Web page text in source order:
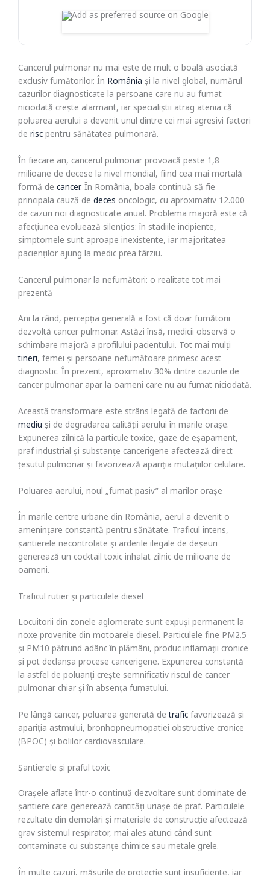
Cancerul pulmonar nu mai este de mult o boală asociată
exclusiv fumătorilor. În România și la nivel global, numărul
cazurilor diagnosticate la persoane care nu au fumat
niciodată crește alarmant, iar specialiștii atrag atenia că
poluarea aerului a devenit unul dintre cei mai agresivi factori
de risc pentru sănătatea pulmonară.
În fiecare an, cancerul pulmonar provoacă peste 1,8
milioane de decese la nivel mondial, fiind cea mai mortală
formă de cancer. În România, boala continuă să fie
principala cauză de deces oncologic, cu aproximativ 12.000
de cazuri noi diagnosticate anual. Problema majoră este că
afecțiunea evoluează silențios: în stadiile incipiente,
simptomele sunt aproape inexistente, iar majoritatea
pacienților ajung la medic prea târziu.
Cancerul pulmonar la nefumători: o realitate tot mai
prezentă
Ani la rând, percepția generală a fost că doar fumătorii
dezvoltă cancer pulmonar. Astăzi însă, medicii observă o
schimbare majoră a profilului pacientului. Tot mai mulți
tineri, femei și persoane nefumătoare primesc acest
diagnostic. În prezent, aproximativ 30% dintre cazurile de
cancer pulmonar apar la oameni care nu au fumat niciodată.
Această transformare este strâns legată de factorii de
mediu și de degradarea calității aerului în marile orașe.
Expunerea zilnică la particule toxice, gaze de eșapament,
praf industrial și substanțe cancerigene afectează direct
țesutul pulmonar și favorizează apariția mutațiilor celulare.
Poluarea aerului, noul „fumat pasiv” al marilor orașe
În marile centre urbane din România, aerul a devenit o
amenințare constantă pentru sănătate. Traficul intens,
șantierele necontrolate și arderile ilegale de deșeuri
generează un cocktail toxic inhalat zilnic de milioane de
oameni.
Traficul rutier și particulele diesel
Locuitorii din zonele aglomerate sunt expuși permanent la
noxe provenite din motoarele diesel. Particulele fine PM2.5
și PM10 pătrund adânc în plămâni, produc inflamații cronice
și pot declanșa procese cancerigene. Expunerea constantă
la astfel de poluanți crește semnificativ riscul de cancer
pulmonar chiar și în absența fumatului.
Pe lângă cancer, poluarea generată detrafic favorizează și
apariția astmului, bronhopneumopatiei obstructive cronice
(BPOC) și bolilor cardiovasculare.
Șantierele și praful toxic
Orașele aflate într-o continuă dezvoltare sunt dominate de
șantiere care generează cantități uriașe de praf. Particulele
rezultate din demolări și materiale de construcție afectează
grav sistemul respirator, mai ales atunci când sunt
contaminate cu substanțe chimice sau metale grele.